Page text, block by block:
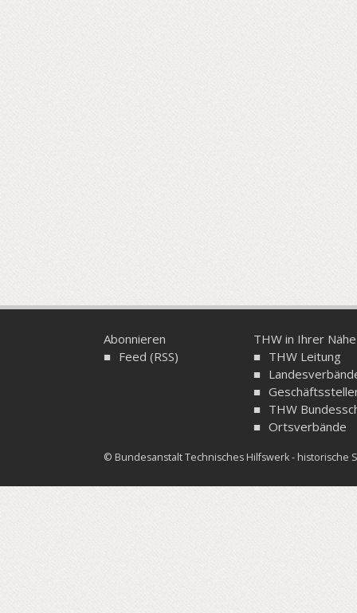
Abonnieren
Feed (RSS)
THW in Ihrer Nähe
THW Leitung
THW
Ortsverbände
© Bundesanstalt Technisches Hilfswerk - historische